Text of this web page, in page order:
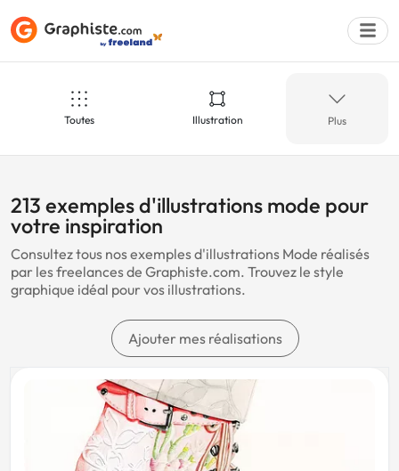
Déposer une
Toutes Illustration
Web Abstrait
Communication Noël
Théâtre
Plus
213 exemples d'illustrations mode pour
votre inspiration
Consultez tous nos exemples d'illustrations Mode réalisés
par les freelances de Graphiste.com. Trouvez le style
graphique idéal pour vos illustrations.
Ajouter mes réalisations